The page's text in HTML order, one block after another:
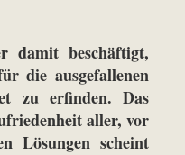
damit beschäftigt,
die ausgefallenen
zu erfinden. Das
aller, vor
Lösungen scheint